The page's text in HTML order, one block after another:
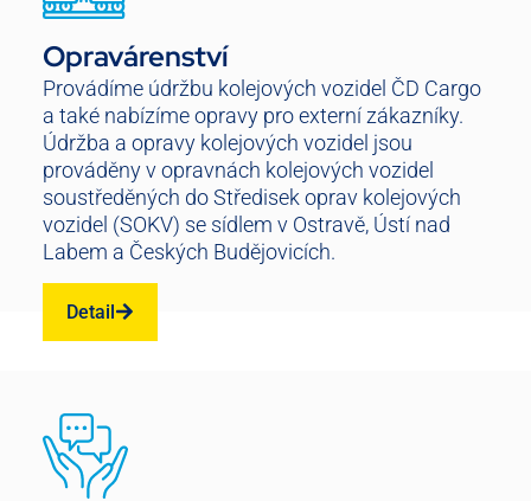
Opravárenství
Provádíme údržbu kolejových vozidel ČD Cargo
a také nabízíme opravy pro externí zákazníky.
Údržba a opravy kolejových vozidel jsou
prováděny v opravnách kolejových vozidel
soustředěných do Středisek oprav kolejových
vozidel (SOKV) se sídlem v Ostravě, Ústí nad
Labem a Českých Budějovicích.
Detail